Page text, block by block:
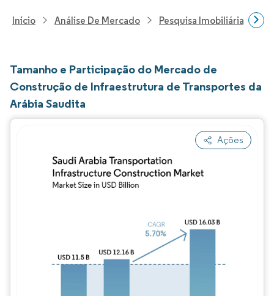
Início Análise De Mercado Pesquisa Imobiliária E De
Tamanho e Participação do Mercado de
Construção de Infraestrutura de Transportes da
Arábia Saudita
Ações